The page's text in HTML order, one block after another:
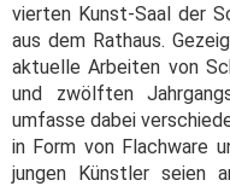
vierten Kunst-Saal der
aus dem Rathaus.
aktuelle Arbeiten von
und zwölften
umfasse dabei
in Form von Flachware
jungen Künstler seien